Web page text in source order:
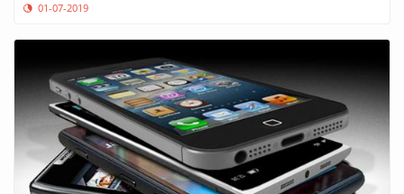
01-07-2019